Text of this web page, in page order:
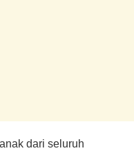
dari seluruh